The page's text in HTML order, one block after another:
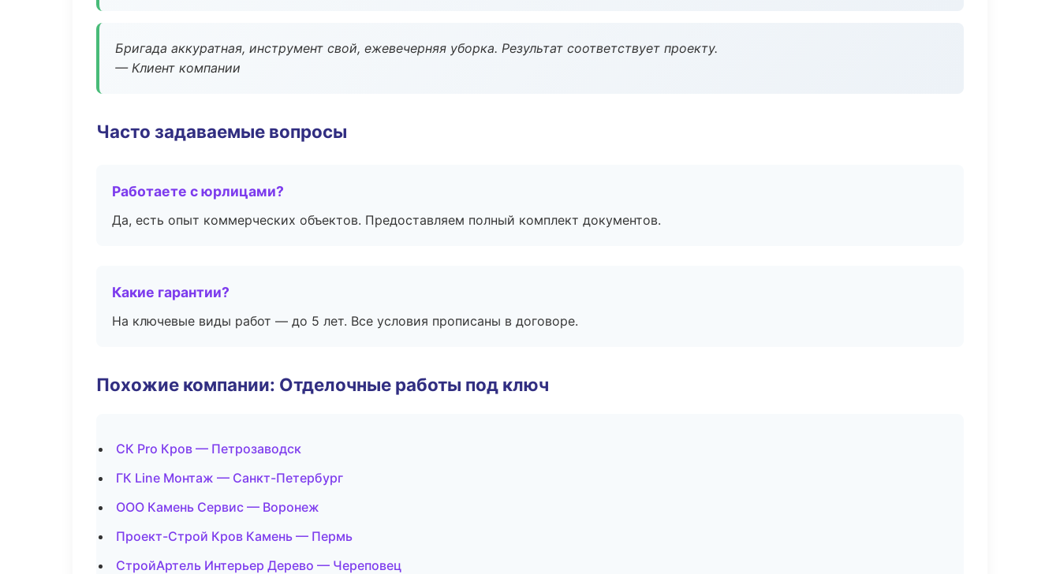
Бригада аккуратная, инструмент свой, ежевечерняя уборка. Результат соответствует проекту.
— Клиент компании
Часто задаваемые вопросы
Работаете с юрлицами?
Да, есть опыт коммерческих объектов. Предоставляем полный комплект документов.
Какие гарантии?
На ключевые виды работ — до 5 лет. Все условия прописаны в договоре.
Похожие компании: Отделочные работы под ключ
СК Pro Кров — Петрозаводск
ГК Line Монтаж — Санкт-Петербург
ООО Камень Сервис — Воронеж
Проект-Строй Кров Камень — Пермь
СтройАртель Интерьер Дерево — Череповец